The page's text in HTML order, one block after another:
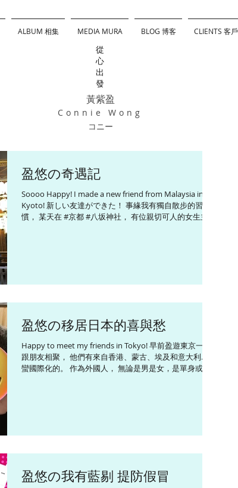
ALBUM 相集 MEDIA MURA BLOG 博客 CLIENTS 客戶
從
心
出
發
黃紫盈
Connie Wong
コニー
盈悠の奇遇記
Soooo Happy! I made a new friend from Malaysia in
Kyoto! 新しい友達ができた！ 事緣我有獨自散步的習
慣， 某天在 #京都 #八坂神社， 有位親切可人的女生主動
盈悠の移居日本的喜與愁
Happy to meet my friends in Tokyo! 早前盈遊東京一轉
跟朋友相聚， 他們有來自香港、蒙古、埃及和意大利... 也
蠻國際化的。 作為外國人， 無論是男是女，是單身或已
盈悠の我有藍剔 提防假冒